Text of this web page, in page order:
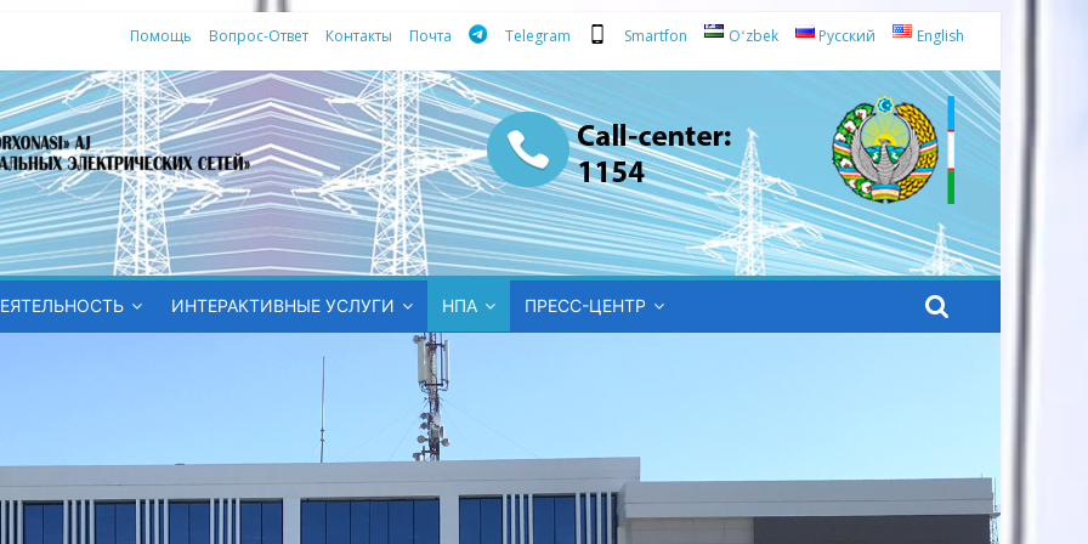
Помощь Вопрос-Ответ Контакты Почта Telegram Smartfon Oʻzbek Русский English
ИНТЕРАКТИВНЫЕ УСЛУГИ НПА ПРЕСС-ЦЕНТР